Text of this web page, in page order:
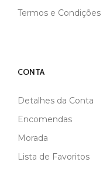
Termos e Condições
CONTA
Detalhes da Conta
Encomendas
Morada
Lista de Favoritos